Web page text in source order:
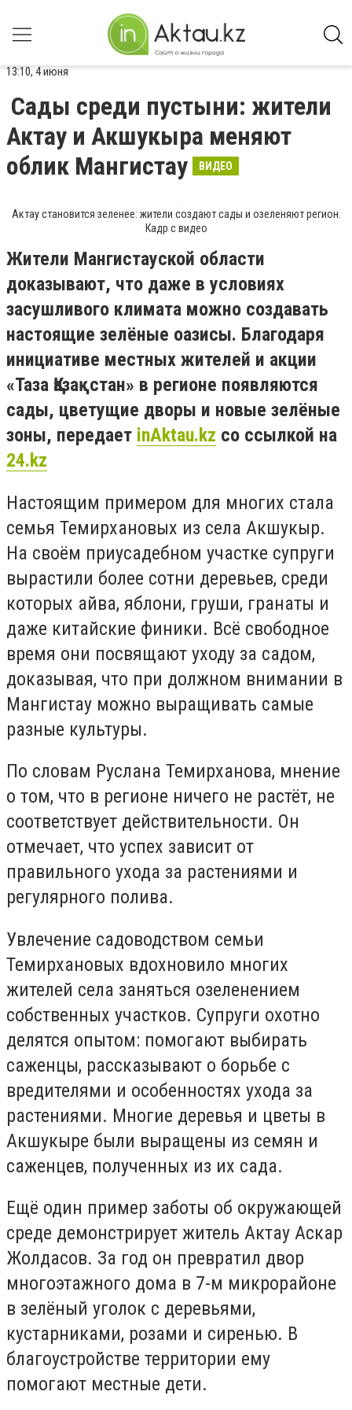
13:10, 4 июня
Сады среди пустыни: жители
Актау и Акшукыра меняют
облик Мангистау
ВИДЕО
Актау становится зеленее: жители создают сады и озеленяют регион.
Кадр с видео
Жители Мангистауской области
доказывают, что даже в условиях
засушливого климата можно создавать
настоящие зелёные оазисы. Благодаря
инициативе местных жителей и акции
«Таза Қазақстан» в регионе появляются
сады, цветущие дворы и новые зелёные
зоны, передает inAktau.kz со ссылкой на
24.kz
Настоящим примером для многих стала
семья Темирхановых из села Акшукыр.
На своём приусадебном участке супруги
вырастили более сотни деревьев, среди
которых айва, яблони, груши, гранаты и
даже китайские финики. Всё свободное
время они посвящают уходу за садом,
доказывая, что при должном внимании в
Мангистау можно выращивать самые
разные культуры.
По словам Руслана Темирханова, мнение
о том, что в регионе ничего не растёт, не
соответствует действительности. Он
отмечает, что успех зависит от
правильного ухода за растениями и
регулярного полива.
Увлечение садоводством семьи
Темирхановых вдохновило многих
жителей села заняться озеленением
собственных участков. Супруги охотно
делятся опытом: помогают выбирать
саженцы, рассказывают о борьбе с
вредителями и особенностях ухода за
растениями. Многие деревья и цветы в
Акшукыре были выращены из семян и
саженцев, полученных из их сада.
Ещё один пример заботы об окружающей
среде демонстрирует житель Актау Аскар
Жолдасов. За год он превратил двор
многоэтажного дома в 7-м микрорайоне
в зелёный уголок с деревьями,
кустарниками, розами и сиренью. В
благоустройстве территории ему
помогают местные дети.